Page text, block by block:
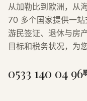
从加勒比到欧洲，从
70 多个国家提供一
游民签证、退休与房
目标和税务状况，为
0533 140 04 96